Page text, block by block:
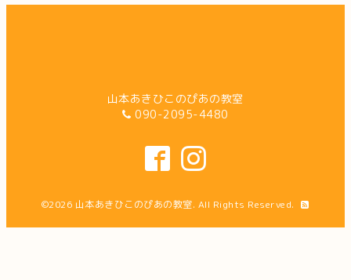
山本あきひこのぴあの教室
090-2095-4480
©2026 山本あきひこのぴあの教室. All Rights Reserved.